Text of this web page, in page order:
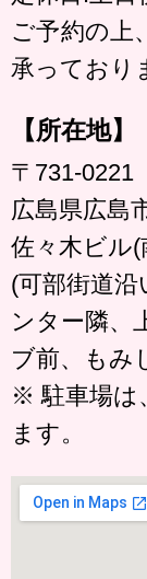
ご予約の上
承っており
【所在地】
〒731-0221
広島県広島
佐々木ビル(
(可部街道沿
ンター隣、
ブ前、もみ
※ 駐車場は
ます。